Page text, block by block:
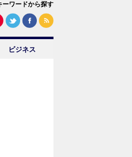
ーワードから探す
ビジネス